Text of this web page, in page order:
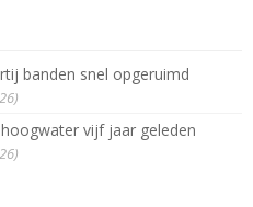
banden snel opgeruimd
vijf jaar geleden